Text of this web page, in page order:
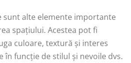
sunt alte elemente importante
spațiului. Acestea pot fi
culoare, textură și interes
în funcție de stilul și nevoile dvs.